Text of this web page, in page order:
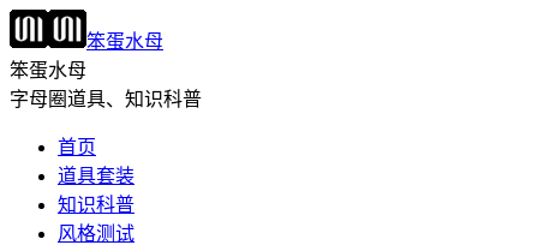
笨蛋水母
笨蛋水母
字母圈道具、知识科普
首页
道具套装
知识科普
风格测试